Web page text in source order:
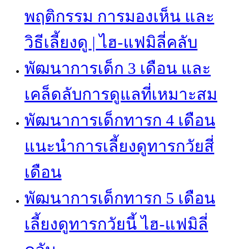
พฤติกรรม การมองเห็น และ
วิธีเลี้ยงดู | ไฮ-แฟมิลี่คลับ
พัฒนาการเด็ก 3 เดือน และ
เคล็ดลับการดูแลที่เหมาะสม
พัฒนาการเด็กทารก 4 เดือน
แนะนำการเลี้ยงดูทารกวัยสี่
เดือน
พัฒนาการเด็กทารก 5 เดือน
เลี้ยงดูทารกวัยนี้ ไฮ-แฟมิลี่